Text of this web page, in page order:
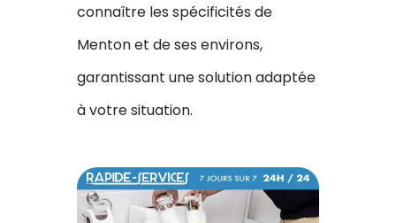
connaître les spécificités de
Menton et de ses environs,
garantissant une solution adaptée
à votre situation.